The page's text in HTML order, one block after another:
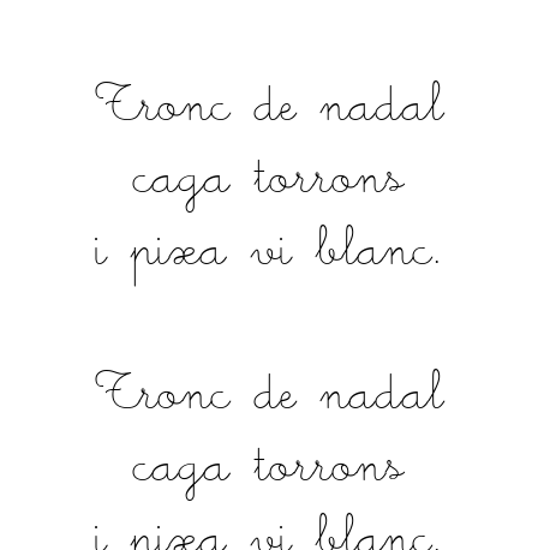
Tronc de nadal
caga torrons
i pixa vi blanc.
Tronc de nadal
caga torrons